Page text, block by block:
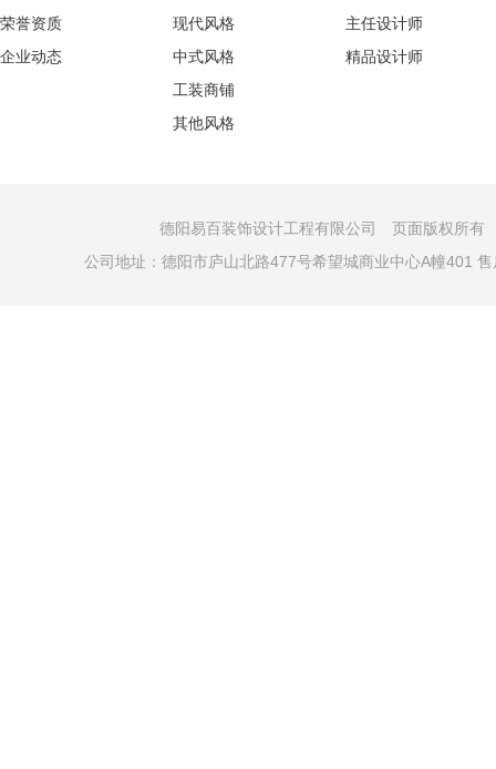
荣誉资质
企业动态
现代风格
中式风格
工装商铺
其他风格
主任设计师
精品设计师
德阳易百装饰设计工程有限公司 页面版权所
公司地址：德阳市庐山北路477号希望城商业中心A幢401